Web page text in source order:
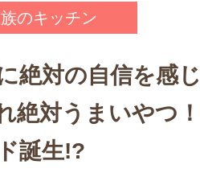
のキッチン
絶対の自信を感
絶対うまいやつ
誕生!?